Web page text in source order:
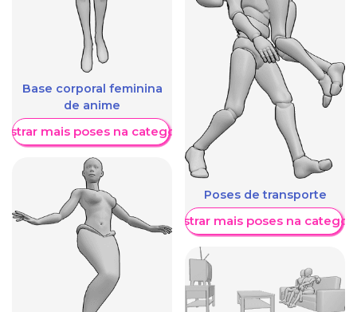
Base corporal feminina
de anime
mais poses na categoria
Poses de transporte
Mostrar mais poses na